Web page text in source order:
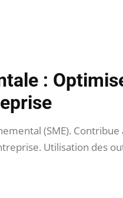
:
(SME). Contribue
Utilisation des